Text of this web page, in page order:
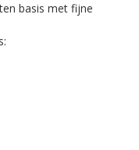
basis met fijne